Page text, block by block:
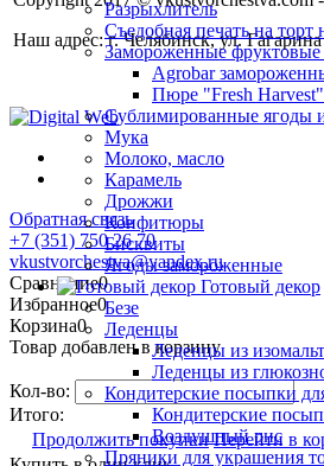
Разрыхлитель
Съедобная печать на торт
Замороженные
Agrobar
Пюре "Fresh Harvest"
Сублимированные ягоды
Мука
Молоко, масло
Карамель
Дрожжи
Конфитюры
Бисквиты
Ягоды замороженные
Готовый декор
Безе
Леденцы
Леденцы из
Леденцы из
Кондитерские посыпки
Кондитерские
Воздушный рис
Пряники для украшения
Наш адрес: г. Челябинск, ул.
Обратная связь
+7 (351) 750 26 70
vkustvorchestva@yandex.ru
Сравнение0
Избранное0
Корзина0
Товар добавлен в корзину
Кол-во:
Итого:
Продолжить покупки Перейти в